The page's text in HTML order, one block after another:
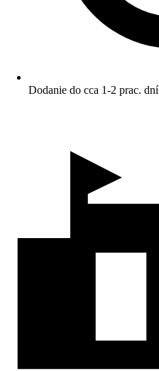
Dodanie do cca 1-2 prac. dní